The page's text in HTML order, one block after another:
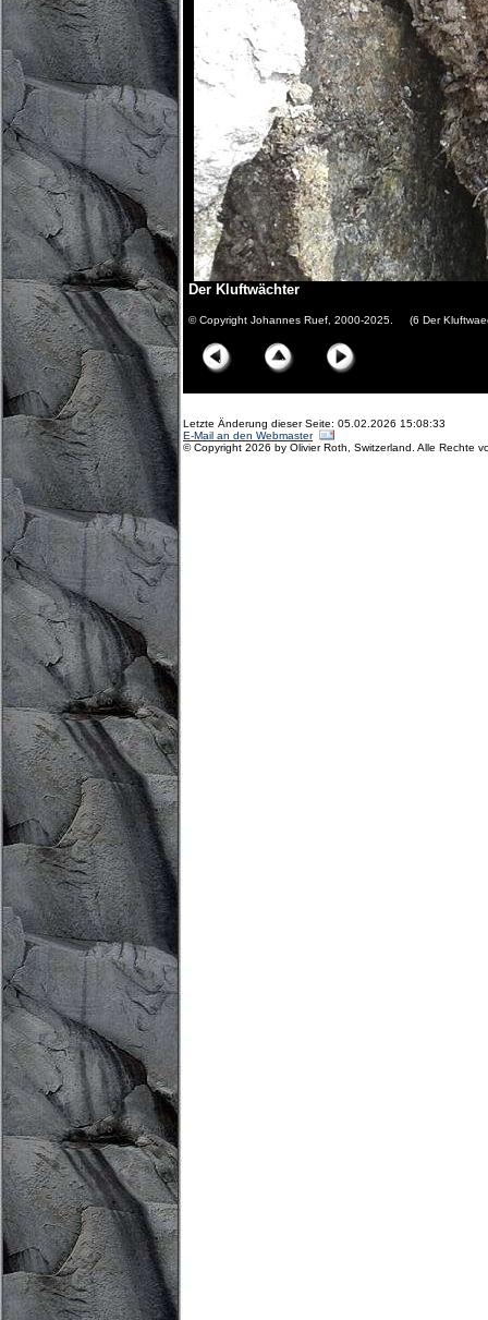
Der Kluftwächter
© Copyright Johannes Ruef, 2000-2025. (6 Der
Letzte Änderung dieser Seite: 05.02.2026 15:08:33
E-Mail an den Webmaster
© Copyright 2026 by Olivier Roth, Switzerland. Alle Rechte